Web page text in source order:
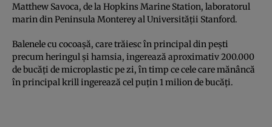
Matthew Savoca, de la Hopkins Marine Station, laboratorul
marin din Peninsula Monterey al Universității Stanford.
Balenele cu cocoașă, care trăiesc în principal din pești
precum heringul și hamsia, ingerează aproximativ 200.000
de bucăți de microplastic pe zi, în timp ce cele care mănâncă
în principal krill ingerează cel puțin 1 milion de bucăți.